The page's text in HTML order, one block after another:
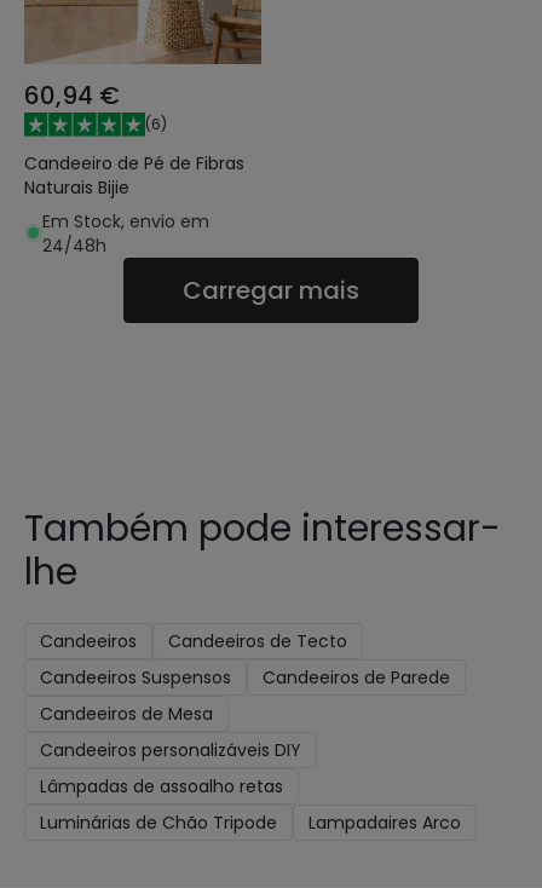
60,94 €
(6)
Candeeiro de Pé de Fibras
Naturais Bijie
Em Stock, envio em
24/48h
Carregar mais
Também pode interessar-
lhe
Candeeiros
Candeeiros de Tecto
Candeeiros Suspensos
Candeeiros de Parede
Candeeiros de Mesa
Candeeiros personalizáveis DIY
Lâmpadas de assoalho retas
Luminárias de Chão Tripode
Lampadaires Arco